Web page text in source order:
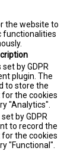
the website to
functionalities
by GDPR
plugin. The
to store the
the cookies
"Analytics".
by GDPR
to record the
the cookies
"Functional".